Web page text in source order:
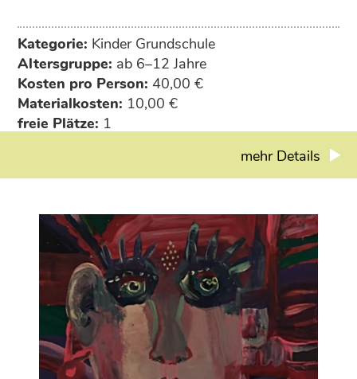
Kategorie: Kinder Grundschule
Altersgruppe: ab 6–12 Jahre
Kosten pro Person: 40,00 €
Materialkosten: 10,00 €
freie Plätze: 1
mehr Details